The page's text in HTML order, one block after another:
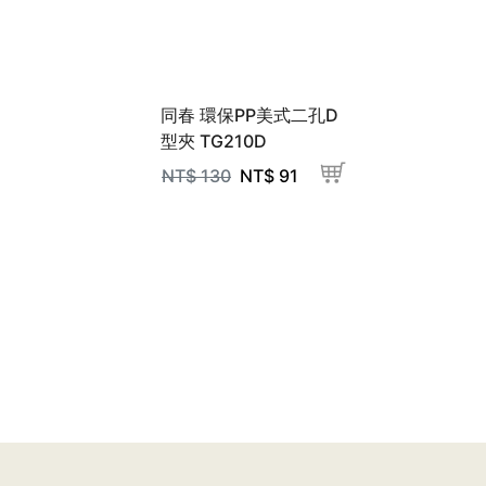
同春 環保PP美式二孔D
型夾 TG210D
NT$130 NT$ 91